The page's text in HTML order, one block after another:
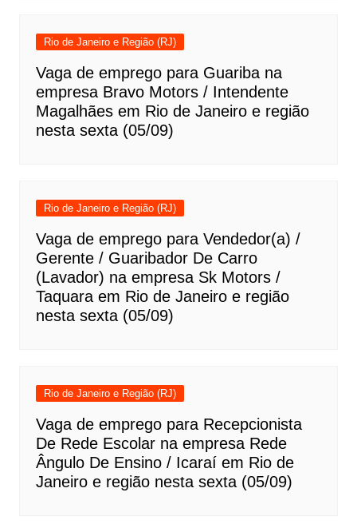
Rio de Janeiro e Região (RJ)
Vaga de emprego para Guariba na
empresa Bravo Motors / Intendente
Magalhães em Rio de Janeiro e região
nesta sexta (05/09)
Rio de Janeiro e Região (RJ)
Vaga de emprego para Vendedor(a) /
Gerente / Guaribador De Carro
(Lavador) na empresa Sk Motors /
Taquara em Rio de Janeiro e região
nesta sexta (05/09)
Rio de Janeiro e Região (RJ)
Vaga de emprego para Recepcionista
De Rede Escolar na empresa Rede
Ângulo De Ensino / Icaraí em Rio de
Janeiro e região nesta sexta (05/09)